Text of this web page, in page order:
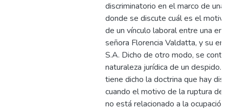
discriminatorio en el marco de una
donde se discute cuál es el
de un vínculo laboral entre una
señora Florencia Valdatta, y su
S.A. Dicho de otro modo, se
naturaleza jurídica de un despido.
tiene dicho la doctrina que hay
cuando el motivo de la ruptura del
no está relacionado a la ocupación